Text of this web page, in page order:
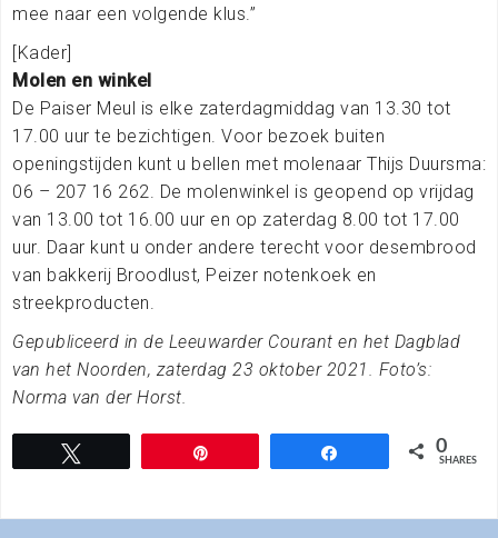
mee naar een volgende klus.”
[Kader]
Molen en winkel
De Paiser Meul is elke zaterdagmiddag van 13.30 tot
17.00 uur te bezichtigen. Voor bezoek buiten
openingstijden kunt u bellen met molenaar Thijs Duursma:
06 – 207 16 262. De molenwinkel is geopend op vrijdag
van 13.00 tot 16.00 uur en op zaterdag 8.00 tot 17.00
uur. Daar kunt u onder andere terecht voor desembrood
van bakkerij Broodlust, Peizer notenkoek en
streekproducten.
Gepubliceerd in de Leeuwarder Courant en het Dagblad
van het Noorden, zaterdag 23 oktober 2021. Foto’s:
Norma van der Horst.
0
SHARES